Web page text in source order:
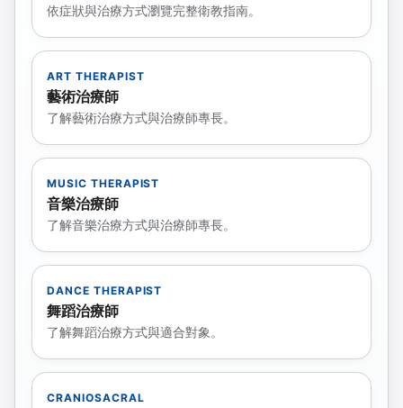
依症狀與治療方式瀏覽完整衛教指南。
ART THERAPIST
藝術治療師
了解藝術治療方式與治療師專長。
MUSIC THERAPIST
音樂治療師
了解音樂治療方式與治療師專長。
DANCE THERAPIST
舞蹈治療師
了解舞蹈治療方式與適合對象。
CRANIOSACRAL